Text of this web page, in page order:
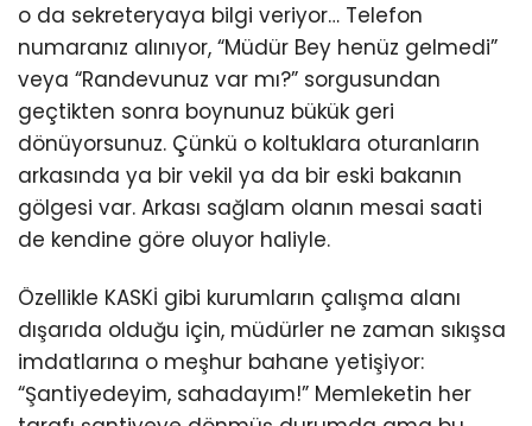
o da sekreteryaya bilgi veriyor… Telefon
numaranız alınıyor, “Müdür Bey henüz gelmedi”
veya “Randevunuz var mı?” sorgusundan
geçtikten sonra boynunuz bükük geri
dönüyorsunuz. Çünkü o koltuklara oturanların
arkasında ya bir vekil ya da bir eski bakanın
gölgesi var. Arkası sağlam olanın mesai saati
de kendine göre oluyor haliyle.
Özellikle KASKİ gibi kurumların çalışma alanı
dışarıda olduğu için, müdürler ne zaman sıkışsa
imdatlarına o meşhur bahane yetişiyor:
“Şantiyedeyim, sahadayım!” Memleketin her